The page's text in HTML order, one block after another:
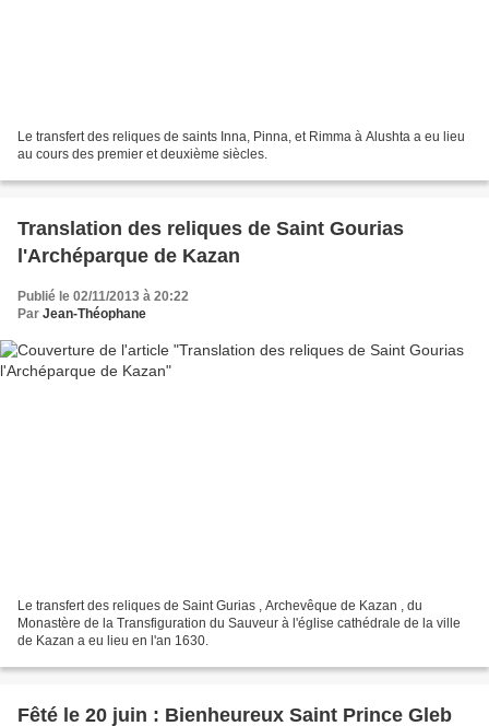
Le transfert des reliques de saints Inna, Pinna, et Rimma à Alushta a eu lieu
au cours des premier et deuxième siècles.
Translation des reliques de Saint Gourias
l'Archéparque de Kazan
Publié le 02/11/2013 à 20:22
Par Jean-Théophane
Le transfert des reliques de Saint Gurias , Archevêque de Kazan , du
Monastère de la Transfiguration du Sauveur à l'église cathédrale de la ville
de Kazan a eu lieu en l'an 1630.
Fêté le 20 juin : Bienheureux Saint Prince Gleb